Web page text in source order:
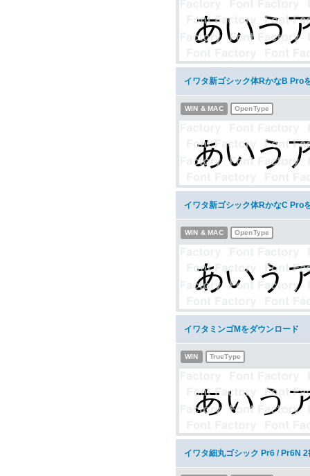
イワタ新ゴシック体RかなB Pro
WIN & MAC OpenType
イワタ新ゴシック体RかなC Pro
WIN & MAC OpenType
イワタミンゴMをダウンロード
WIN TrueType
イワタ細丸ゴシック Pr6 / Pr6N